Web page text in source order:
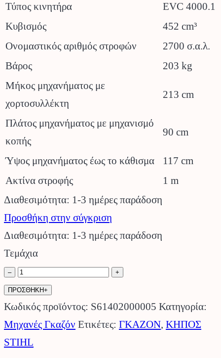
Τύπος κινητήρα
EVC 4000.1
Κυβισμός
452 cm³
Ονομαστικός αριθμός στροφών
2700 σ.α.λ.
Βάρος
203 kg
Μήκος μηχανήματος με
χορτοσυλλέκτη
213 cm
Πλάτος μηχανήματος με μηχανισμό
κοπής
90 cm
Ύψος μηχανήματος έως το κάθισμα
117 cm
Ακτίνα στροφής
1 m
Διαθεσιμότητα: 1-3 ημέρες παράδοση
Προσθήκη στην σύγκριση
Διαθεσιμότητα: 1-3 ημέρες παράδοση
Τεμάχια
–
Χλοοκοπτικό
Τρακτέρ
RT
4082
STIHL.
+
ΠΡΟΣΘΗΚΗ+
Κωδικός προϊόντος: S61402000005 Κατηγορία:
Μηχανές Γκαζόν Ετικέτες: ΓΚΑΖΟΝ, ΚΗΠΟΣ
STIHL